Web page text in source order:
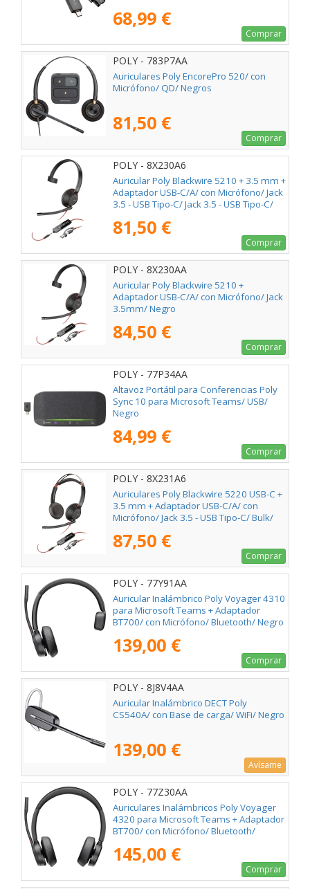
68,99 €
Comprar
POLY - 783P7AA
Auriculares Poly EncorePro 520/ con
Micrófono/ QD/ Negros
81,50 €
Comprar
POLY - 8X230A6
Auricular Poly Blackwire 5210 + 3.5 mm +
Adaptador USB-C/A/ con Micrófono/ Jack
3.5 - USB Tipo-C/ Jack 3.5 - USB Tipo-C/
81,50 €
Comprar
POLY - 8X230AA
Auricular Poly Blackwire 5210 +
Adaptador USB-C/A/ con Micrófono/ Jack
3.5mm/ Negro
84,50 €
Comprar
POLY - 77P34AA
Altavoz Portátil para Conferencias Poly
Sync 10 para Microsoft Teams/ USB/
Negro
84,99 €
Comprar
POLY - 8X231A6
Auriculares Poly Blackwire 5220 USB-C +
3.5 mm + Adaptador USB-C/A/ con
Micrófono/ Jack 3.5 - USB Tipo-C/ Bulk/
87,50 €
Comprar
POLY - 77Y91AA
Auricular Inalámbrico Poly Voyager 4310
para Microsoft Teams + Adaptador
BT700/ con Micrófono/ Bluetooth/ Negro
139,00 €
Comprar
POLY - 8J8V4AA
Auricular Inalámbrico DECT Poly
CS540A/ con Base de carga/ WiFi/ Negro
139,00 €
Avísame
POLY - 77Z30AA
Auriculares Inalámbricos Poly Voyager
4320 para Microsoft Teams + Adaptador
BT700/ con Micrófono/ Bluetooth/
145,00 €
Comprar